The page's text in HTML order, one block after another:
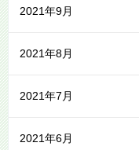
2021年9月
2021年8月
2021年7月
2021年6月